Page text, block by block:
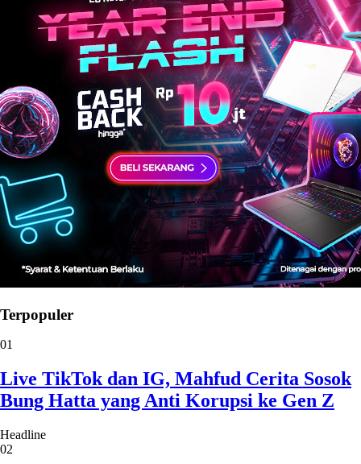
Terpopuler
01
Live TikTok dan IG, Mahfud Cerita Sosok
Bung Hatta yang Anti Korupsi ke Gen Z
Headline
02